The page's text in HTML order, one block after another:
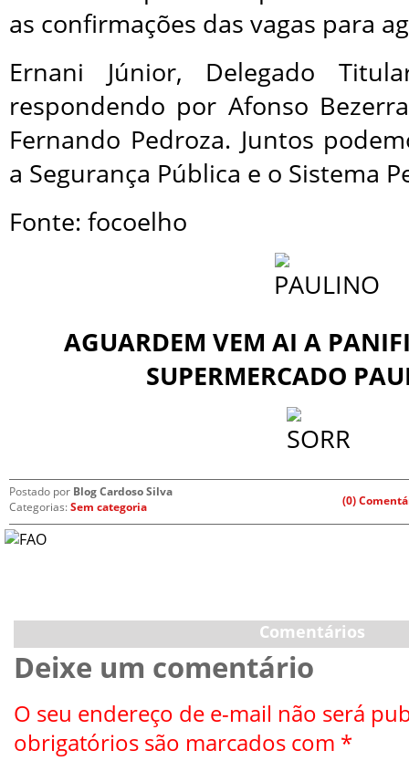
as confirmações das vagas para
Ernani Júnior, Delegado
respondendo por Afonso
Fernando Pedroza. Juntos
a Segurança Pública e o Sistema
Fonte: focoelho
AGUARDEM VEM AI A
SUPERMERCADO
Postado por Blog Cardoso Silva
Categorias:Sem categoria (0)
Comentários
Deixe um comentário
O seu endereço de e-mail não será
obrigatórios são marcados com *